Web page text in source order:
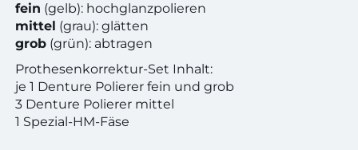
fein (gelb): hochglanzpolieren
mittel (grau): glätten
grob (grün): abtragen
Prothesenkorrektur-Set Inhalt:
je 1 Denture Polierer fein und grob
3 Denture Polierer mittel
1 Spezial-HM-Fäse